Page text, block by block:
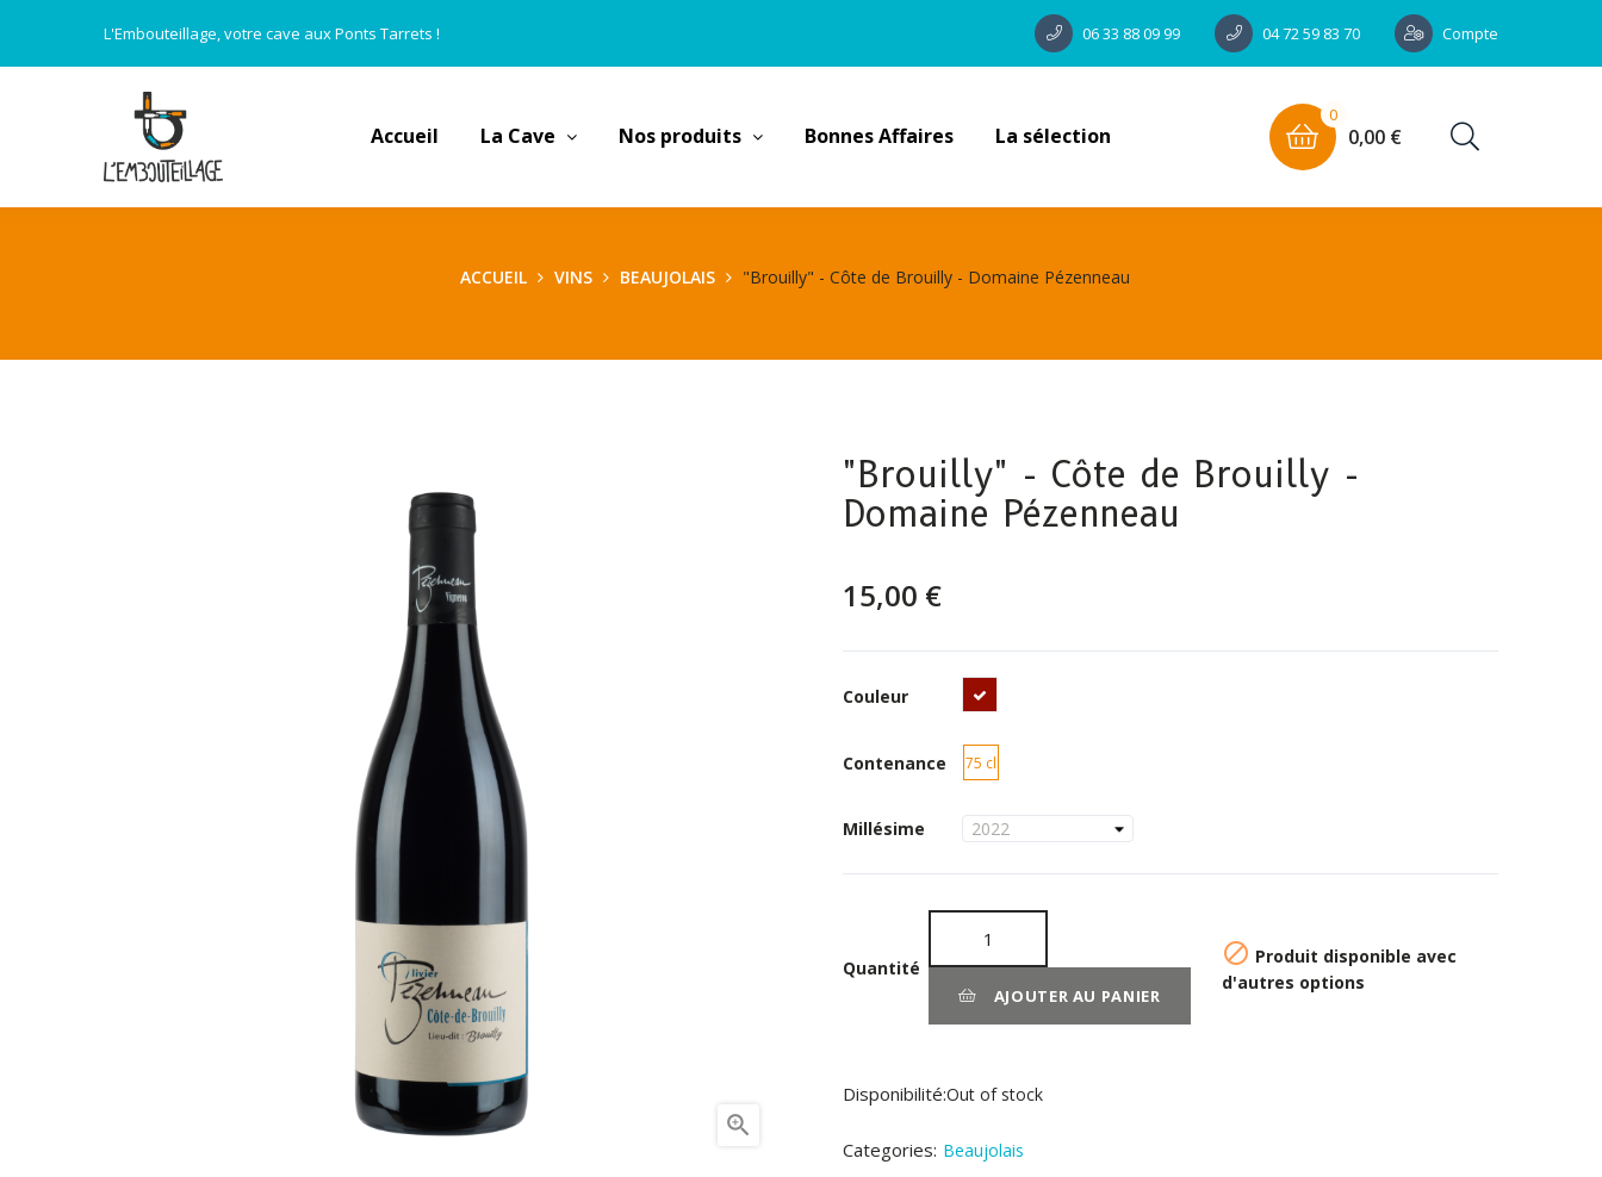
L'Embouteillage, votre cave aux Ponts Tarrets ! 06 33 88 09 99 04 72 59 83 70 Compte
Accueil La Cave Nos produits Bonnes Affaires La sélection
0
0,00 €
ACCUEIL VINS BEAUJOLAIS "Brouilly" - Côte de Brouilly - Domaine Pézenneau

"Brouilly" - Côte de Brouilly -
Domaine Pézenneau
15,00 €
Couleur
Contenance 75 cl
Millésime
Quantité
AJOUTER AU PANIER
 Produit disponible avec
d'autres options
Disponibilité:Out of stock
Categories: Beaujolais